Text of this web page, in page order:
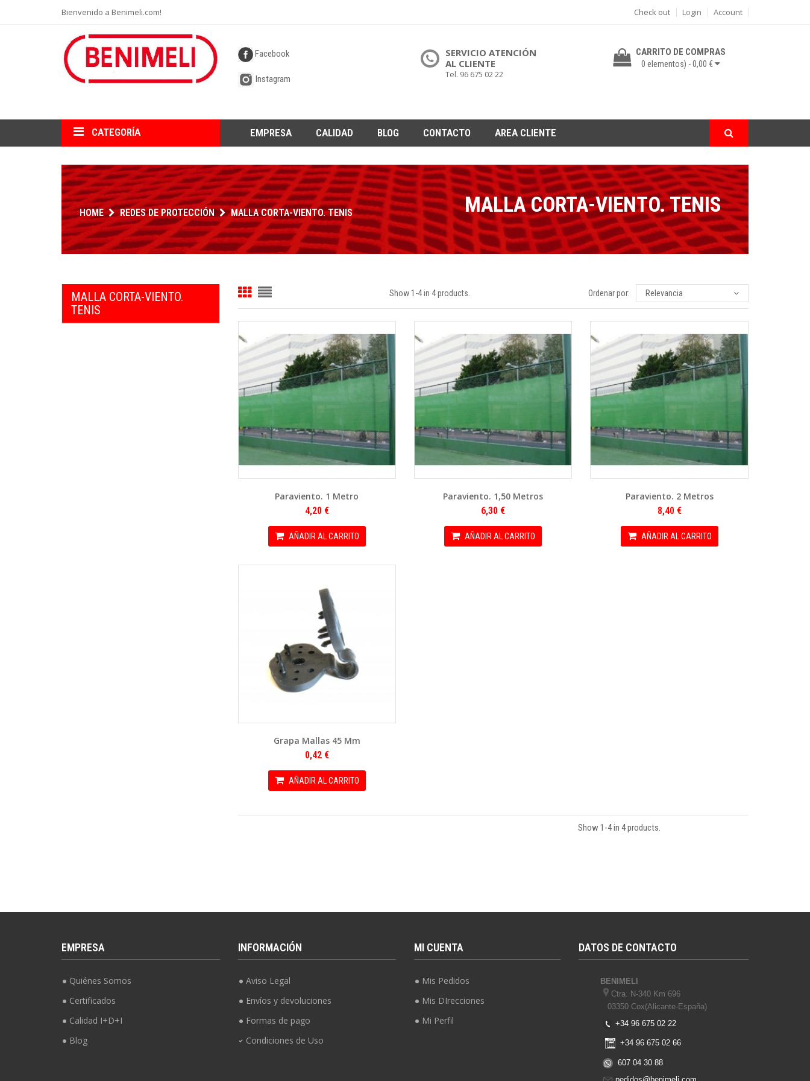
Bienvenido a Benimeli.com! Check out Login Account
SERVICIO ATENCIÓN
AL CLIENTE
Tel. 96 675 02 22
Facebook
Instagram
CARRITO DE COMPRAS
0elementos) - 0,00 €
CATEGORÍA EMPRESA CALIDAD BLOG CONTACTO AREA CLIENTE
MALLA CORTA-VIENTO. TENIS
HOME REDES DE PROTECCIÓN MALLA CORTA-VIENTO. TENIS
MALLA CORTA-VIENTO.
TENIS
Show 1-4 in 4 products. Ordenar por: Relevancia
Paraviento. 1 Metro
4,20 €
AÑADIR AL CARRITO
Paraviento. 1,50 Metros
6,30 €
AÑADIR AL CARRITO
Paraviento. 2 Metros
8,40 €
AÑADIR AL CARRITO
Grapa Mallas 45 Mm
0,42 €
AÑADIR AL CARRITO
Show 1-4 in 4 products.
EMPRESA
Quiénes Somos
Certificados
Calidad I+D+I
Blog
INFORMACIÓN
Aviso Legal
Envíos y devoluciones
Formas de pago
Condiciones de Uso
MI CUENTA
Mis Pedidos
Mis DIrecciones
Mi Perfil
DATOS DE CONTACTO
BENIMELI
Ctra. N-340 Km 696
03350 Cox(Alicante-España)
+34 96 675 02 22
+34 96 675 02 66
607 04 30 88